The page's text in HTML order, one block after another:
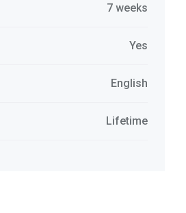
7 weeks
Yes
English
Lifetime